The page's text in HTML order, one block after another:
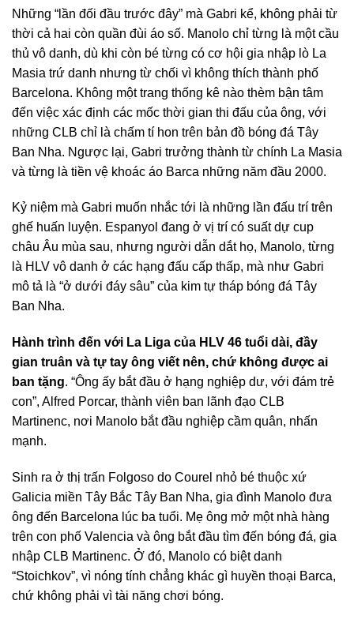
Những “lần đối đầu trước đây” mà Gabri kể, không phải từ
thời cả hai còn quần đùi áo số. Manolo chỉ từng là một cầu
thủ vô danh, dù khi còn bé từng có cơ hội gia nhập lò La
Masia trứ danh nhưng từ chối vì không thích thành phố
Barcelona. Không một trang thống kê nào thèm bận tâm
đến việc xác định các mốc thời gian thi đấu của ông, với
những CLB chỉ là chấm tí hon trên bản đồ bóng đá Tây
Ban Nha. Ngược lại, Gabri trưởng thành từ chính La Masia
và từng là tiền vệ khoác áo Barca những năm đầu 2000.
Kỷ niệm mà Gabri muốn nhắc tới là những lần đấu trí trên
ghế huấn luyện. Espanyol đang ở vị trí có suất dự cup
châu Âu mùa sau, nhưng người dẫn dắt họ, Manolo, từng
là HLV vô danh ở các hạng đấu cấp thấp, mà như Gabri
mô tả là “ở dưới đáy sâu” của kim tự tháp bóng đá Tây
Ban Nha.
Hành trình đến với La Liga của HLV 46 tuổi dài, đầy
gian truân và tự tay ông viết nên, chứ không được ai
ban tặng. “Ông ấy bắt đầu ở hạng nghiệp dư, với đám trẻ
con”, Alfred Porcar, thành viên ban lãnh đạo CLB
Martinenc, nơi Manolo bắt đầu nghiệp cầm quân, nhấn
mạnh.
Sinh ra ở thị trấn Folgoso do Courel nhỏ bé thuộc xứ
Galicia miền Tây Bắc Tây Ban Nha, gia đình Manolo đưa
ông đến Barcelona lúc ba tuổi. Mẹ ông mở một nhà hàng
trên con phố Valencia và ông bắt đầu tìm đến bóng đá, gia
nhập CLB Martinenc. Ở đó, Manolo có biệt danh
“Stoichkov”, vì nóng tính chẳng khác gì huyền thoại Barca,
chứ không phải vì tài năng chơi bóng.